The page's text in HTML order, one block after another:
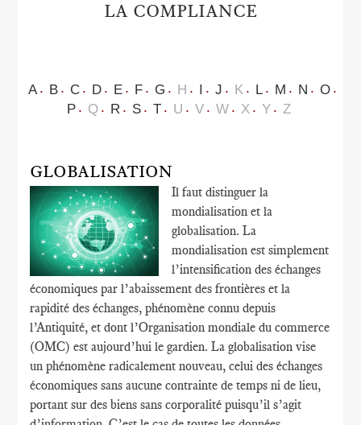
LA COMPLIANCE
A B C D E F G H I J K L M N
O
P
Q R S T U V W X Y Z
GLOBALISATION
Il faut distinguer la
mondialisation et la
globalisation. La
mondialisation est simplement
l’intensification des échanges
économiques par l’abaissement des frontières et la
rapidité des échanges, phénomène connu depuis
l’Antiquité, et dont l’Organisation mondiale du commerce
(OMC) est aujourd’hui le gardien. La globalisation vise
un phénomène radicalement nouveau, celui des échanges
économiques sans aucune contrainte de temps ni de lieu,
portant sur des biens sans corporalité puisqu’il s’agit